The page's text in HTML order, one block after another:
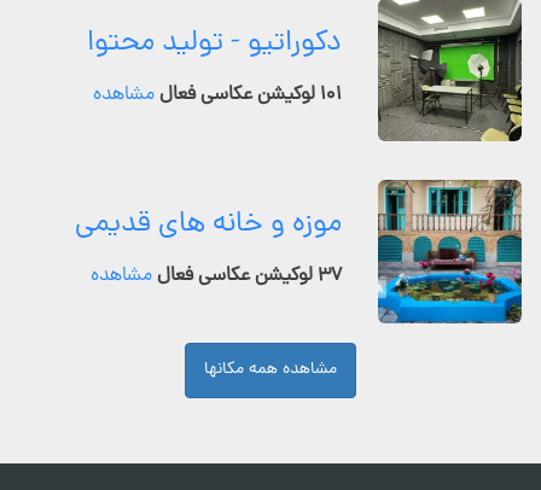
دکوراتیو - تولید محتوا
۱۰۱ لوکیشن عکاسی فعال مشاهده
موزه و خانه های قدیمی
۳۷ لوکیشن عکاسی فعال مشاهده
مشاهده همه مکانها